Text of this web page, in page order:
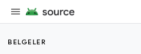
BELGELER